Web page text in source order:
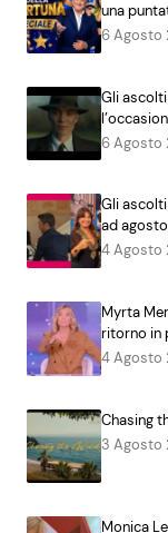
una
6 Agosto
Gli
6 Agosto
Gli
ad
4 Agosto
Myrta
ritorno in
4 Agosto
Chasing
3 Agosto
Monica